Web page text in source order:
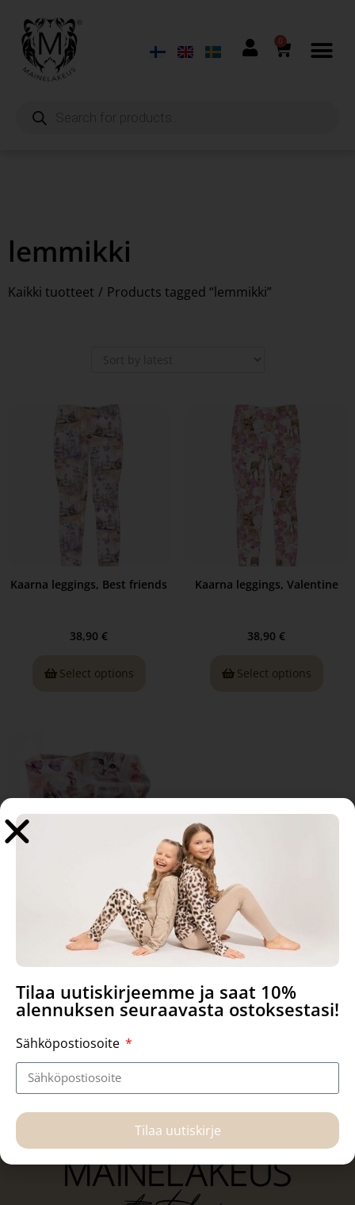
0
lemmikki
Kaikki tuotteet / Products tagged “lemmikki”
Kaarna leggings, Best friends
38,90 €
Select options
Kaarna leggings, Valentine
38,90 €
Select options
Best friend, Scarf
Select options
Tilaa uutiskirjeemme ja saat 10%
alennuksen seuraavasta ostoksestasi!
Sähköpostiosoite
Tilaa uutiskirje